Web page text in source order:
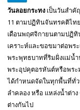
พ.ย.
วันลอยกระทงเป็นวันสำคั
11 ตามปฏิทินจันทรคติไท
เดือนพฤศจิกายนตามปฏิทิ
เคราะห์และขอขมาต่อพร
พระพุทธบาทที่ริมฝั่งแม่น้
พระอุปคุตอรหันต์หรือพระ
ได้กำหนดจัดในทุกพื้นที่ทั่ว
ลำคลอง หรือ แหล่งน้ำต่า